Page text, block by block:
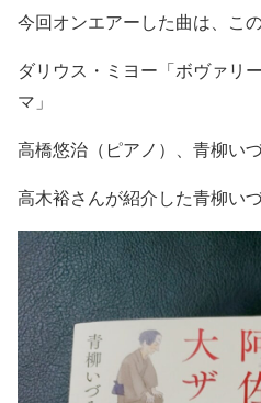
今回オンエアーした曲は、こ
ダリウス・ミヨー「ボヴァリ
マ」
高橋悠治（ピアノ）、 青柳い
高木裕さんが紹介した青柳い